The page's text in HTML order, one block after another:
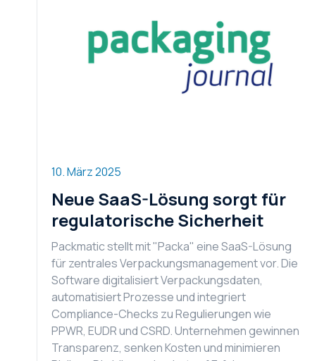
10. März 2025
Neue SaaS-Lösung sorgt für
regulatorische Sicherheit
Packmatic stellt mit "Packa" eine SaaS-Lösung
für zentrales Verpackungsmanagement vor. Die
Software digitalisiert Verpackungsdaten,
automatisiert Prozesse und integriert
Compliance-Checks zu Regulierungen wie
PPWR, EUDR und CSRD. Unternehmen gewinnen
Transparenz, senken Kosten und minimieren